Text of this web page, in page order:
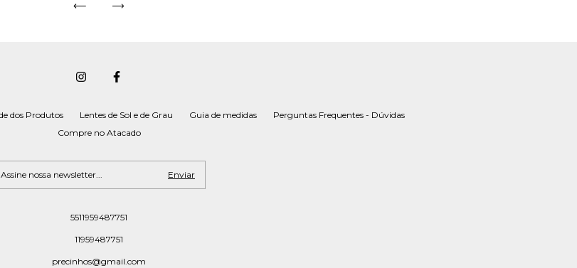
dos Produtos Lentes de Sol e de Grau Guia de medidas
Perguntas Frequentes - Dúvidas
Compre no Atacado
5511959487751
11959487751
precinhos@gmail.com